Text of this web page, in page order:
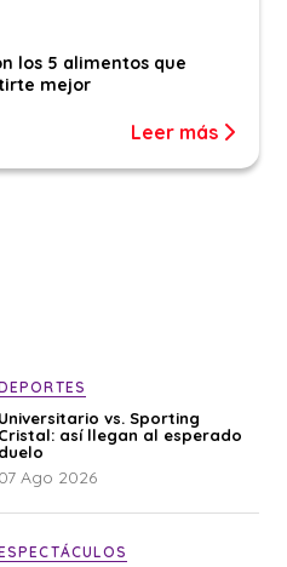
los 5 alimentos que
mejor
Leer más
Universitario vs. Sporting
Cristal: así llegan al esperado
duelo
07 Ago 2026